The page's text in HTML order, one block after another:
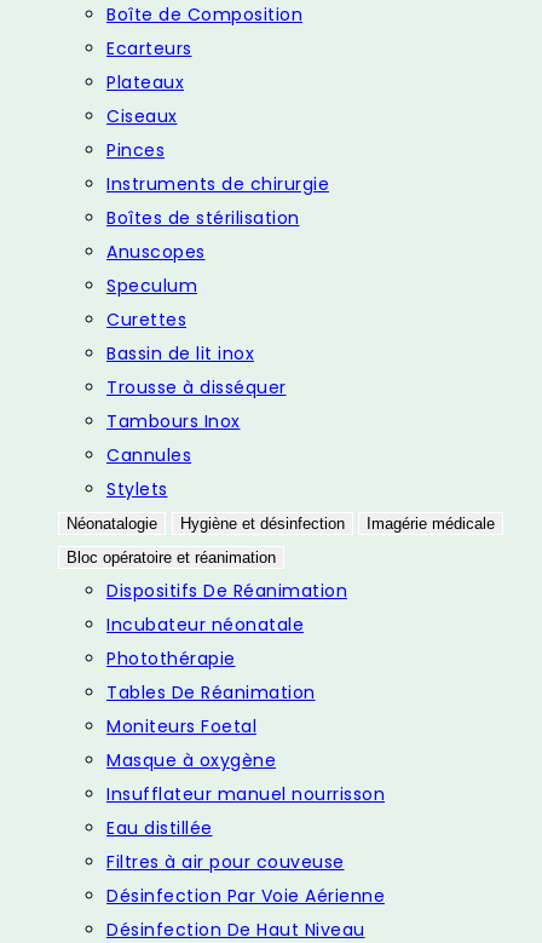
Boîte de Composition
Ecarteurs
Plateaux
Ciseaux
Pinces
Instruments de chirurgie
Boîtes de stérilisation
Anuscopes
Speculum
Curettes
Bassin de lit inox
Trousse à disséquer
Tambours Inox
Cannules
Stylets
Néonatalogie Hygiène et désinfection
Imagérie médicale
Bloc opératoire et réanimation
Dispositifs De Réanimation
Incubateur néonatale
Photothérapie
Tables De Réanimation
Moniteurs Foetal
Masque à oxygène
Insufflateur manuel nourrisson
Eau distillée
Filtres à air pour couveuse
Désinfection Par Voie Aérienne
Désinfection De Haut Niveau